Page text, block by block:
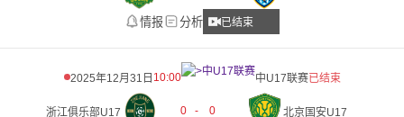
情报 分析 已结束
2025年12月31日 10:00 中U17联赛已结束
浙江俱乐部U17 0 - 0 北京国安U17